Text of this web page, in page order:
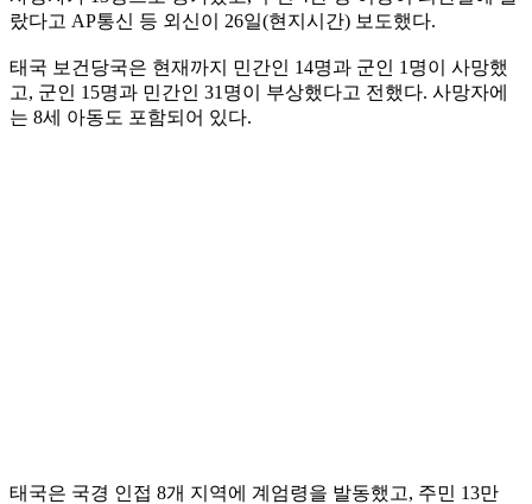
랐다고 AP통신 등 외신이 26일(현지시간) 보도했다.
태국 보건당국은 현재까지 민간인 14명과 군인 1명이 사망했
고, 군인 15명과 민간인 31명이 부상했다고 전했다. 사망자에
는 8세 아동도 포함되어 있다.
태국은 국경 인접 8개 지역에 계엄령을 발동했고, 주민 13만